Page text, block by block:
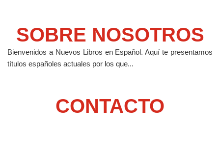
SOBRE NOSOTROS
Bienvenidos a Nuevos Libros en Español.Aquí te presentamos
títulos españoles actuales por los que...
CONTACTO